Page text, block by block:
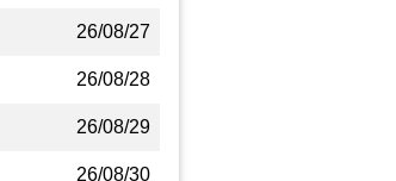
26/08/27
26/08/28
26/08/29
26/08/30